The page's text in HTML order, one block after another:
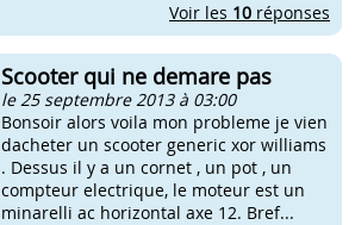
Voir les 10 réponses
Scooter qui ne demare pas
le 25 septembre 2013 à 03:00
Bonsoir alors voila mon probleme je vien
dacheter un scooter generic xor williams
. Dessus il y a un cornet , un pot , un
compteur electrique, le moteur est un
minarelli ac horizontal axe 12. Bref...